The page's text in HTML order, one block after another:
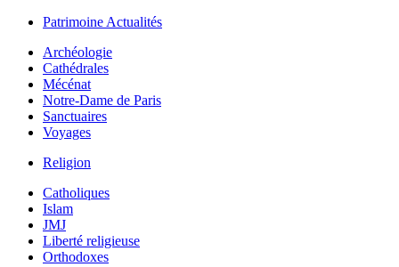
Patrimoine Actualités
Archéologie
Cathédrales
Mécénat
Notre-Dame de Paris
Sanctuaires
Voyages
Religion
Catholiques
Islam
JMJ
Liberté religieuse
Orthodoxes